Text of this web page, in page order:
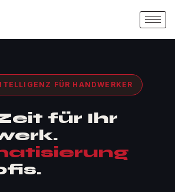
FÜR HANDWERKER
für Ihr